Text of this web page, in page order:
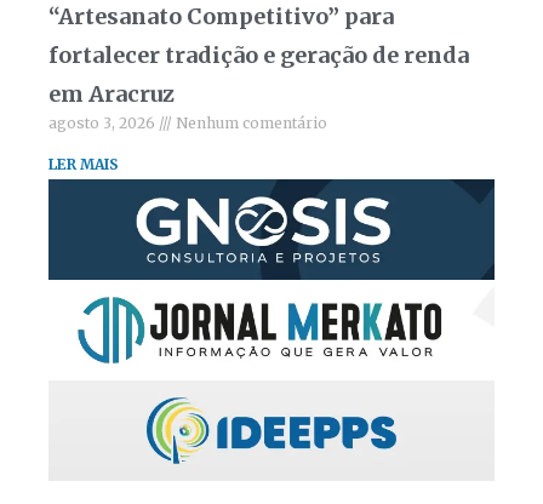
“Artesanato Competitivo” para
fortalecer tradição e geração de renda
em Aracruz
agosto 3, 2026 Nenhum comentário
LER MAIS